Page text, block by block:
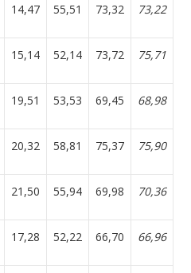
14,47 55,51 73,32 73,22
15,14 52,14 73,72 75,71
19,51 53,53 69,45 68,98
20,32 58,81 75,37 75,90
21,50 55,94 69,98 70,36
17,28 52,22 66,70 66,96